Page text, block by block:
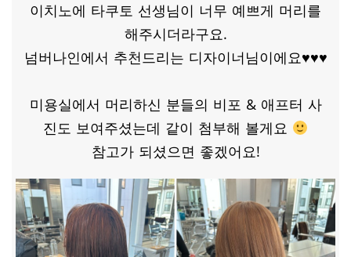
이치노에 타쿠토 선생님이 너무 예쁘게 머리를
해주시더라구요.
넘버나인에서 추천드리는 디자이너님이에요♥♥♥
​미용실에서 머리하신 분들의 비포 & 애프터 사
진도 보여주셨는데 같이 첨부해 볼게요
참고가 되셨으면 좋겠어요!